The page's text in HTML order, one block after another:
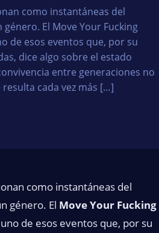
como instantáneas del
El Move Your Fucking
de esos eventos que, por su
dice algo sobre el estado
entre generaciones no
cada vez más […]
como instantáneas del
género. El Move Your Fucking
de esos eventos que, por su